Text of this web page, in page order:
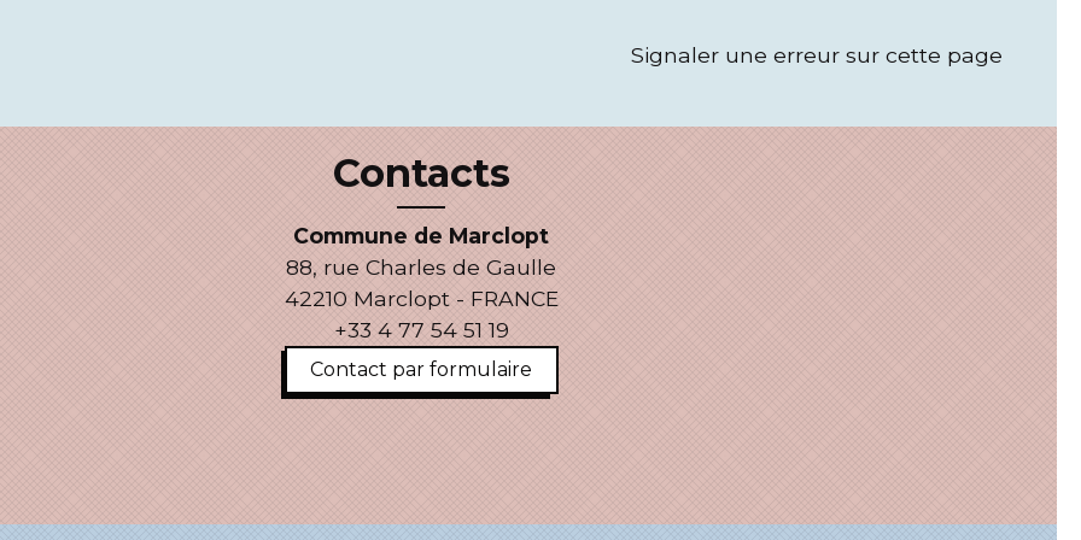
Signaler une erreur sur cette page
Contacts
Commune de Marclopt
88, rue Charles de Gaulle
42210 Marclopt - FRANCE
+33 4 77 54 51 19
Contact par formulaire